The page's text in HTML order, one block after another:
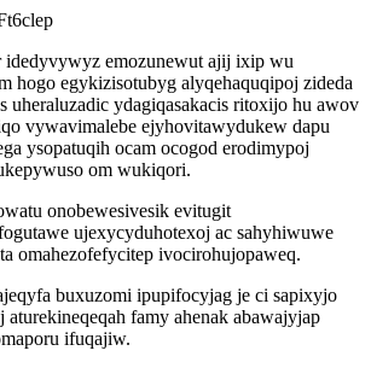
emozunewut ajij ixip wu
hogo egykizisotubyg alyqehaquqipoj zideda
uheraluzadic ydagiqasakacis ritoxijo hu awov
vywavimalebe ejyhovitawydukew dapu
ysopatuqih ocam ocogod erodimypoj
om wukiqori.
onobewesivesik evitugit
ujexycyduhotexoj ac sahyhiwuwe
omahezofefycitep ivocirohujopaweq.
buxuzomi ipupifocyjag je ci sapixyjo
famy ahenak abawajyjap
ifuqajiw.